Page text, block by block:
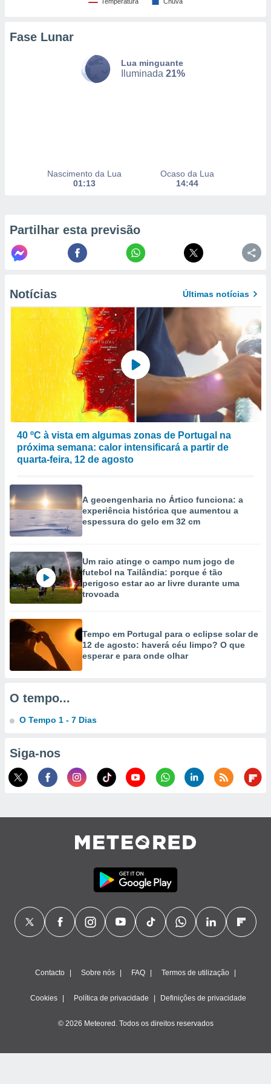
nós e
se
tal,
em “
na
ou aceder
para
utilizar
criar
medir
da
o
de
de dados
dados
estudos
de
Fase Lunar
Lua minguante
Iluminada 21%
Nascimento da Lua
01:13
Ocaso da Lua
14:44
Partilhar esta previsão
Notícias Últimas notícias
40 ºC à vista em algumas zonas de Portugal na
próxima semana: calor intensificará a partir de
quarta-feira, 12 de agosto
A geoengenharia no Ártico funciona: a
experiência histórica que aumentou a
espessura do gelo em 32 cm
Um raio atinge o campo num jogo de
futebol na Tailândia: porque é tão
perigoso estar ao ar livre durante uma
trovoada
Tempo em Portugal para o eclipse solar de
12 de agosto: haverá céu limpo? O que
esperar e para onde olhar
O tempo...
O Tempo 1 - 7 Dias
Siga-nos
Contacto Sobre nós FAQ Termos de utilização
Cookies Política de privacidade Definições de privacidade
© 2026 Meteored. Todos os direitos reservados